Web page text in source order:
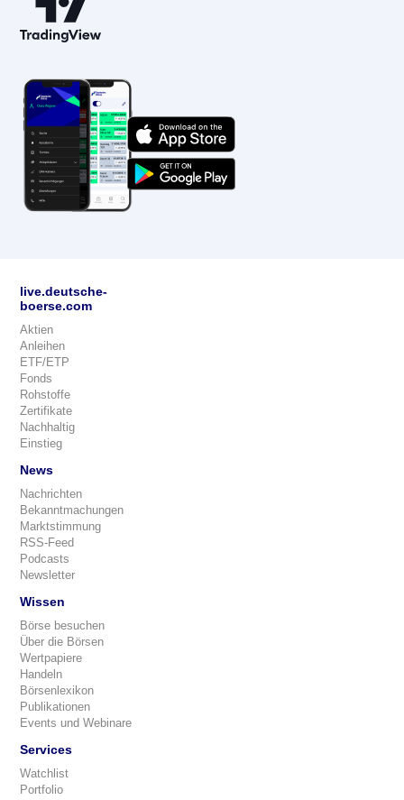
live.deutsche-
boerse.com
Aktien
Anleihen
ETF/ETP
Fonds
Rohstoffe
Zertifikate
Nachhaltig
Einstieg
News
Nachrichten
Bekanntmachungen
Marktstimmung
RSS-Feed
Podcasts
Newsletter
Wissen
Börse besuchen
Über die Börsen
Wertpapiere
Handeln
Börsenlexikon
Publikationen
Events und Webinare
Services
Watchlist
Portfolio